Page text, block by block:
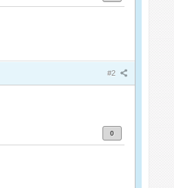
#2
0